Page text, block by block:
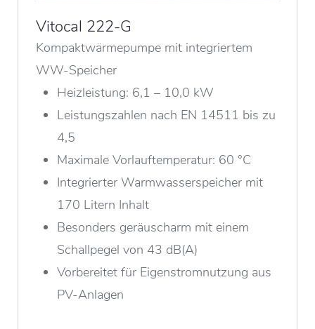
Vitocal 222-G
Kompaktwärmepumpe mit integriertem
WW-Speicher
Heizleistung: 6,1 – 10,0 kW
Leistungszahlen nach EN 14511 bis zu
4,5
Maximale Vorlauftemperatur: 60 °C
Integrierter Warmwasserspeicher mit
170 Litern Inhalt
Besonders geräuscharm mit einem
Schallpegel von 43 dB(A)
Vorbereitet für Eigenstromnutzung aus
PV-Anlagen